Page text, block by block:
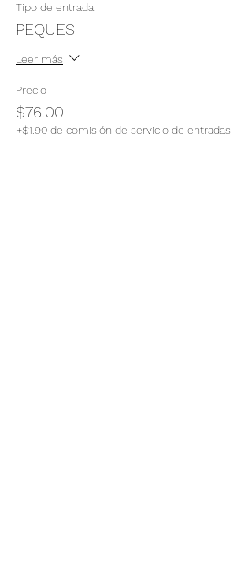
Tipo de entrada
PEQUES
Leer más
Precio
$76.00
+$1.90 de comisión de servicio de entradas